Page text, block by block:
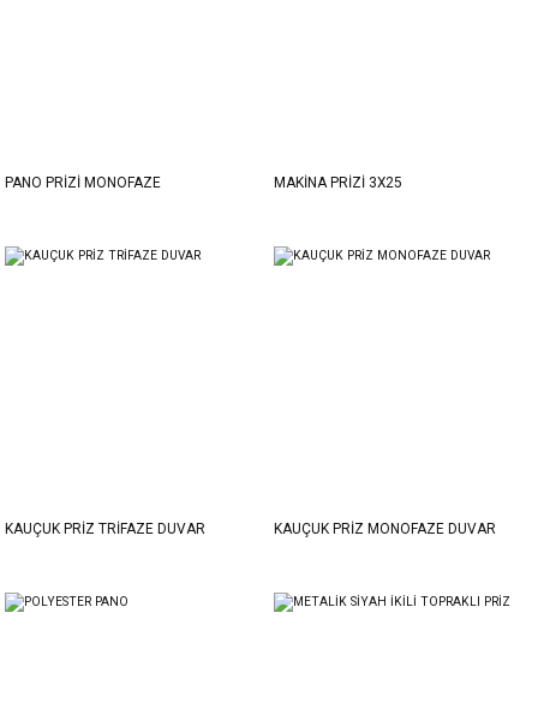
PANO PRİZİ MONOFAZE MAKİNA PRİZİ 3X25
KAUÇUK PRİZ TRİFAZE DUVAR KAUÇUK PRİZ MONOFAZE DUVAR